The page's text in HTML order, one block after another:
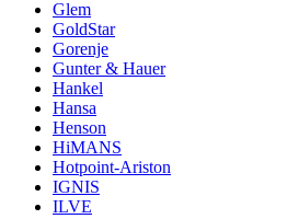
Glem
GoldStar
Gorenje
Gunter & Hauer
Hankel
Hansa
Henson
HiMANS
Hotpoint-Ariston
IGNIS
ILVE